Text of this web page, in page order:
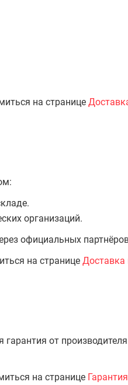
на странице
организаций.
официальных
на странице Доставка
от
на странице